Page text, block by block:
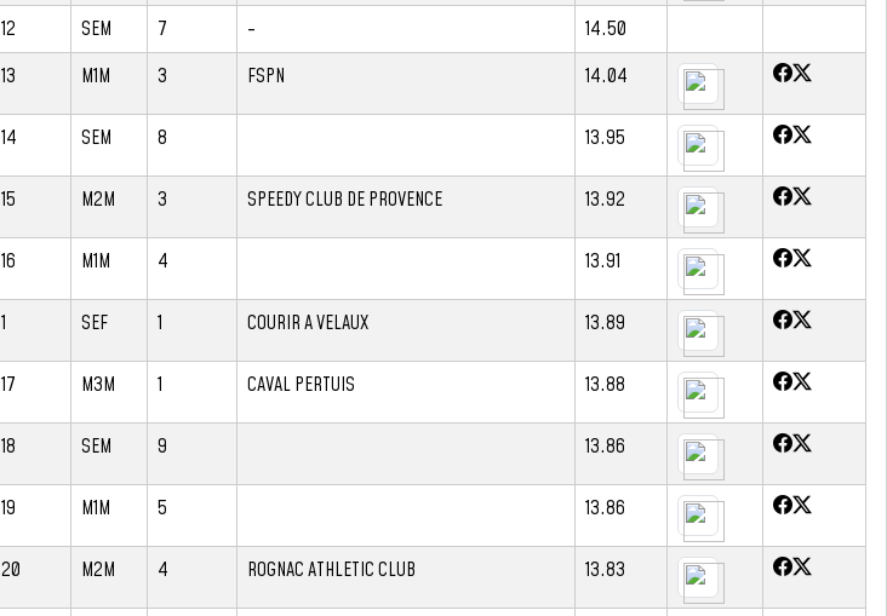
12 SEM 7 -
14.50
13 M1M 3 FSPN 14.04
14 SEM 8 13.95
15 M2M 3 SPEEDY CLUB DE PROVENCE 13.92
16 M1M 4 13.91
1 SEF 1 COURIR A VELAUX 13.89
17 M3M 1 CAVAL PERTUIS 13.88
18 SEM 9 13.86
19 M1M 5 13.86
20 M2M 4 ROGNAC ATHLETIC CLUB 13.83